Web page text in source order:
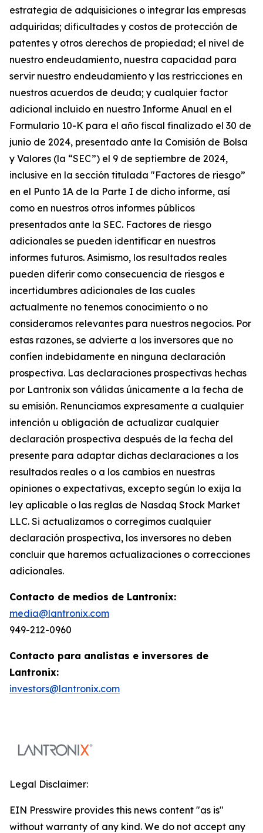
estrategia de adquisiciones o integrar las empresas
adquiridas; dificultades y costos de protección de
patentes y otros derechos de propiedad; el nivel de
nuestro endeudamiento, nuestra capacidad para
servir nuestro endeudamiento y las restricciones en
nuestros acuerdos de deuda; y cualquier factor
adicional incluido en nuestro Informe Anual en el
Formulario 10-K para el año fiscal finalizado el 30 de
junio de 2024, presentado ante la Comisión de Bolsa
y Valores (la “SEC”) el 9 de septiembre de 2024,
inclusive en la sección titulada "Factores de riesgo”
en el Punto 1A de la Parte I de dicho informe, así
como en nuestros otros informes públicos
presentados ante la SEC. Factores de riesgo
adicionales se pueden identificar en nuestros
informes futuros. Asimismo, los resultados reales
pueden diferir como consecuencia de riesgos e
incertidumbres adicionales de las cuales
actualmente no tenemos conocimiento o no
consideramos relevantes para nuestros negocios. Por
estas razones, se advierte a los inversores que no
confíen indebidamente en ninguna declaración
prospectiva. Las declaraciones prospectivas hechas
por Lantronix son válidas únicamente a la fecha de
su emisión. Renunciamos expresamente a cualquier
intención u obligación de actualizar cualquier
declaración prospectiva después de la fecha del
presente para adaptar dichas declaraciones a los
resultados reales o a los cambios en nuestras
opiniones o expectativas, excepto según lo exija la
ley aplicable o las reglas de Nasdaq Stock Market
LLC. Si actualizamos o corregimos cualquier
declaración prospectiva, los inversores no deben
concluir que haremos actualizaciones o correcciones
adicionales.
Contacto de medios de Lantronix:
media@lantronix.com
949-212-0960
Contacto para analistas e inversores de
Lantronix:
investors@lantronix.com
Legal Disclaimer:
EIN Presswire provides this news content "as is"
without warranty of any kind. We do not accept any